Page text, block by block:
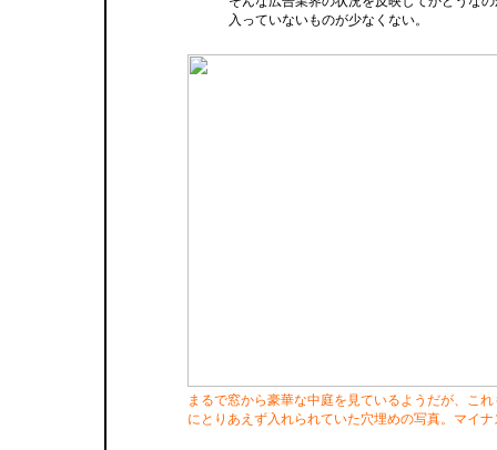
入っていないものが少なくない。
まるで窓から豪華な中庭を見ているようだが、こ
にとりあえず入れられていた穴埋めの写真。マイ